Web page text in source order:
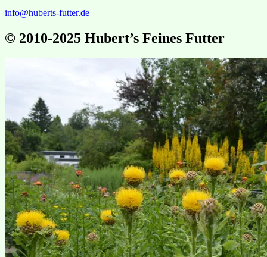
info@huberts-futter.de
© 2010-2025 Hubert’s Feines Futter